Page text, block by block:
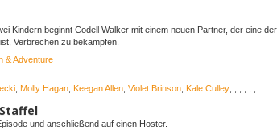
Kindern beginnt Codell Walker mit einem neuen Partner, der eine
Verbrechen zu bekämpfen.
& Adventure
Molly Hagan Keegan Allen Violet Brinson Kale Culley
und anschließend auf einen Hoster.